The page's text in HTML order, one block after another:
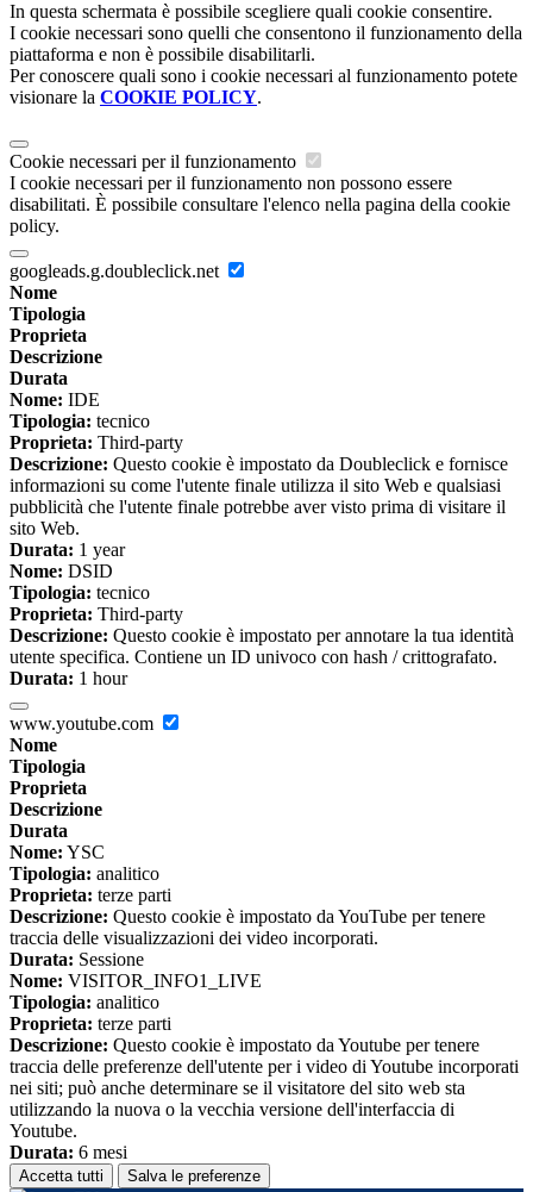
In questa schermata è possibile scegliere quali cookie consentire.
I cookie necessari sono quelli che consentono il funzionamento della
piattaforma e non è possibile disabilitarli.
Per conoscere quali sono i cookie necessari al funzionamento potete
visionare la COOKIE POLICY.
Cookie necessari per il funzionamento
I cookie necessari per il funzionamento non possono essere
disabilitati. È possibile consultare l'elenco nella pagina della cookie
policy.
googleads.g.doubleclick.net
Nome
Tipologia
Proprieta
Descrizione
Durata
Nome: IDE
Tipologia: tecnico
Proprieta: Third-party
Descrizione: Questo cookie è impostato da Doubleclick e fornisce
informazioni su come l'utente finale utilizza il sito Web e qualsiasi
pubblicità che l'utente finale potrebbe aver visto prima di visitare il
sito Web.
Durata: 1 year
Nome: DSID
Tipologia: tecnico
Proprieta: Third-party
Descrizione: Questo cookie è impostato per annotare la tua identità
utente specifica. Contiene un ID univoco con hash / crittografato.
Durata: 1 hour
www.youtube.com
Nome
Tipologia
Proprieta
Descrizione
Durata
Nome: YSC
Tipologia: analitico
Proprieta: terze parti
Descrizione: Questo cookie è impostato da YouTube per tenere
traccia delle visualizzazioni dei video incorporati.
Durata: Sessione
Nome: VISITOR_INFO1_LIVE
Tipologia: analitico
Proprieta: terze parti
Descrizione: Questo cookie è impostato da Youtube per tenere
traccia delle preferenze dell'utente per i video di Youtube incorporati
nei siti; può anche determinare se il visitatore del sito web sta
utilizzando la nuova o la vecchia versione dell'interfaccia di
Youtube.
Durata: 6 mesi
Accetta tutti Salva le preferenze